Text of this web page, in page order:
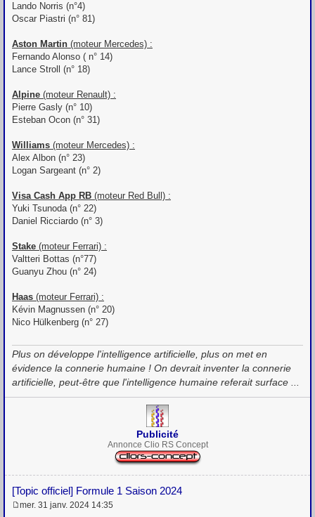
Lando Norris (n°4)
Oscar Piastri (n° 81)
Aston Martin (moteur Mercedes) :
Fernando Alonso ( n° 14)
Lance Stroll (n° 18)
Alpine (moteur Renault) :
Pierre Gasly (n° 10)
Esteban Ocon (n° 31)
Williams (moteur Mercedes) :
Alex Albon (n° 23)
Logan Sargeant (n° 2)
Visa Cash App RB (moteur Red Bull) :
Yuki Tsunoda (n° 22)
Daniel Ricciardo (n° 3)
Stake (moteur Ferrari) :
Valtteri Bottas (n°77)
Guanyu Zhou (n° 24)
Haas (moteur Ferrari) :
Kévin Magnussen (n° 20)
Nico Hülkenberg (n° 27)
Plus on développe l'intelligence artificielle, plus on met en
évidence la connerie humaine ! On devrait inventer la connerie
artificielle, peut-être que l'intelligence humaine referait surface ...
Publicité
Annonce Clio RS Concept
[Topic officiel] Formule 1 Saison 2024
mer. 31 janv. 2024 14:35